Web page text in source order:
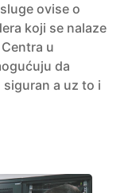
ovise o
koji se nalaze
u
da
a uz to i